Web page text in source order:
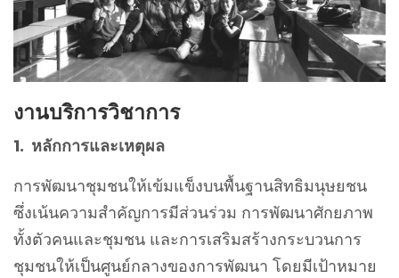
งานบริการวิชาการ
1. หลักการและเหตุผล
การพัฒนาชุมชนให้เข้มแข็งบนพื้นฐานสิทธิมนุษยชน
ซึ่งเน้นความสำคัญการมีส่วนร่วม การพัฒนาศักยภาพ
ทั้งตัวคนและชุมชน และการเสริมสร้างกระบวนการ
ชุมชนให้เป็นศูนย์กลางของการพัฒนา โดยมีเป้าหมาย